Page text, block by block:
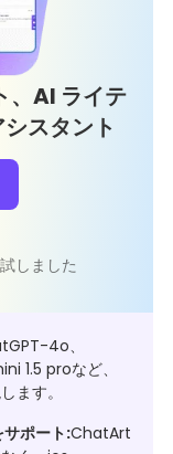
、AI ライテ
スタント
しました
4o、
1.5 proなど、
ます。
ポート:ChatArt